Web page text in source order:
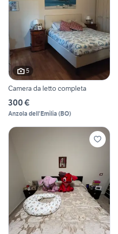
5
Camera da letto completa
300 €
Anzola dell'Emilia (BO)